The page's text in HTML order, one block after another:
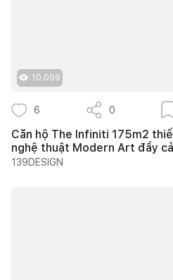
10.059
6 0
Căn hộ The Infiniti 175m2
nghệ thuật Modern Art đầy
139DESIGN